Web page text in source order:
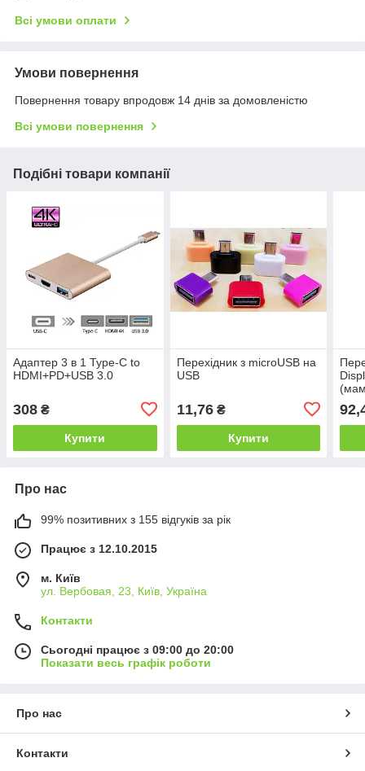
Всі умови оплати
Умови повернення
Повернення товару впродовж 14 днів за домовленістю
Всі умови повернення
Подібні товари компанії
Адаптер 3 в 1 Type-C to
HDMI+PD+USB 3.0
308 ₴
Купити
Перехідник з microUSB на
USB
11,76₴
Купити
Про нас
99% позитивних з 155 відгуків за рік
Працює з 12.10.2015
м. Київ
ул. Вербовая, 23, Київ, Україна
Контакти
Сьогодні працює з 09:00 до 20:00
Показати весь графік роботи
Про нас
Контакти